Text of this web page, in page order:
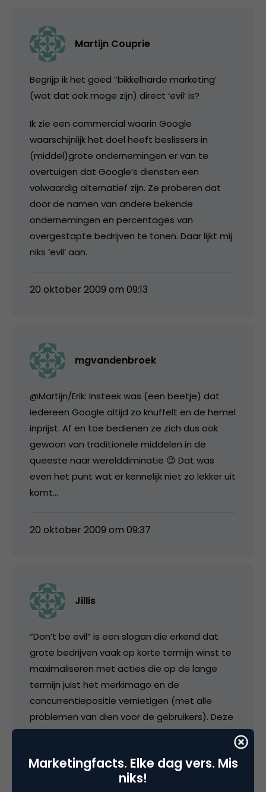
Martijn Couprie
Begrijp ik het goed ”bikkelharde marketing’
(wat dat ook moge zijn) direct ‘evil’ is?
Ik zie een commercial waarin Google
waarschijnlijk het doel heeft beslissers in
(middel)grote ondernemingen er van te
overtuigen dat Google’s diensten een
volwaardig alternatief zijn. Ze proberen dat
door de namen van andere bekende
ondernemingen en percentages van
overgestapte bedrijven te tonen. Daar lijkt mij
niks ‘evil’ aan.
20 oktober 2009 om 09:13
mgvandenbroek
@Martijn/Erik: Insteek was (een beetje) dat
iedereen Google altijd zo knuffelt en de hemel
inprijst. Af en toe bedienen ze zich dus ook
gewoon van traditionele middelen in de
queeste naar werelddiminatie 😉 Dat was
even het punt wat er kennelijk niet zo lekker uit
komt…
20 oktober 2009 om 09:37
Jillis
“Don’t be evil” is een slogan die erkend dat
grote bedrijven vaak op korte termijn winst te
maximaliseren met acties die op de lange
termijn juist het merkimago en de
concurrentiepositie vernietigen (met alle
problemen van dien voor de gebruikers). Deze
reclame heeft daar weinig mee te maken..
probeert te werven voor al bestaande
producten op een manier die niet bijster
Marketingfacts. Elke dag vers. Mis
niks!